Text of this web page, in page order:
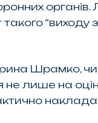
“виходу
Шрамко,
лише на